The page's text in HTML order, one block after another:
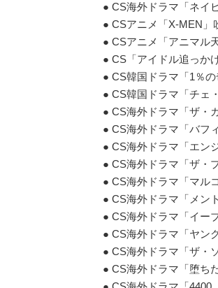
● CS海外ドラマ「ネイ
● CSアニメ「X-MEN」
● CSアニメ「アニマル
● CS「アイドル追っか
● CS韓国ドラマ「1％
● CS韓国ドラマ「チェ
● CS海外ドラマ「ザ・
● CS海外ドラマ「バフ
● CS海外ドラマ「エン
● CS海外ドラマ「ザ・
● CS海外ドラマ「マル
● CS海外ドラマ「メン
● CS海外ドラマ「イー
● CS海外ドラマ「ヤン
● CS海外ドラマ「ザ・
● CS海外ドラマ「堕ち